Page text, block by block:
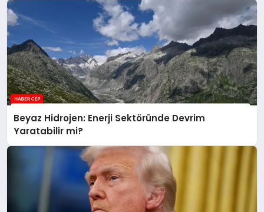
Beyaz Hidrojen: Enerji Sektöründe Devrim
Yaratabilir mi?